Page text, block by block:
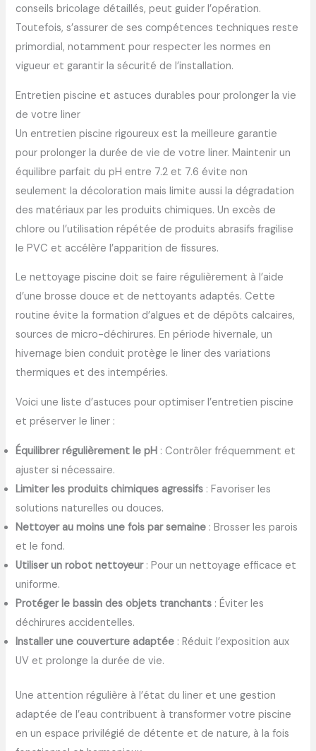
conseils bricolage détaillés, peut guider l’opération.
Toutefois, s’assurer de ses compétences techniques reste
primordial, notamment pour respecter les normes en
vigueur et garantir la sécurité de l’installation.
Entretien piscine et astuces durables pour prolonger la vie
de votre liner
Un entretien piscine rigoureux est la meilleure garantie
pour prolonger la durée de vie de votre liner. Maintenir un
équilibre parfait du pH entre 7.2 et 7.6 évite non
seulement la décoloration mais limite aussi la dégradation
des matériaux par les produits chimiques. Un excès de
chlore ou l’utilisation répétée de produits abrasifs fragilise
le PVC et accélère l’apparition de fissures.
Le nettoyage piscine doit se faire régulièrement à l’aide
d’une brosse douce et de nettoyants adaptés. Cette
routine évite la formation d’algues et de dépôts calcaires,
sources de micro-déchirures. En période hivernale, un
hivernage bien conduit protège le liner des variations
thermiques et des intempéries.
Voici une liste d’astuces pour optimiser l’entretien piscine
et préserver le liner :
Équilibrer régulièrement le pH : Contrôler fréquemment et
ajuster si nécessaire.
Limiter les produits chimiques agressifs : Favoriser les
solutions naturelles ou douces.
Nettoyer au moins une fois par semaine : Brosser les parois
et le fond.
Utiliser un robot nettoyeur: Pour un nettoyage efficace et
uniforme.
Protéger le bassin des objets tranchants : Éviter les
déchirures accidentelles.
Installer une couverture adaptée : Réduit l’exposition aux
UV et prolonge la durée de vie.
Une attention régulière à l’état du liner et une gestion
adaptée de l’eau contribuent à transformer votre piscine
en un espace privilégié de détente et de nature, à la fois